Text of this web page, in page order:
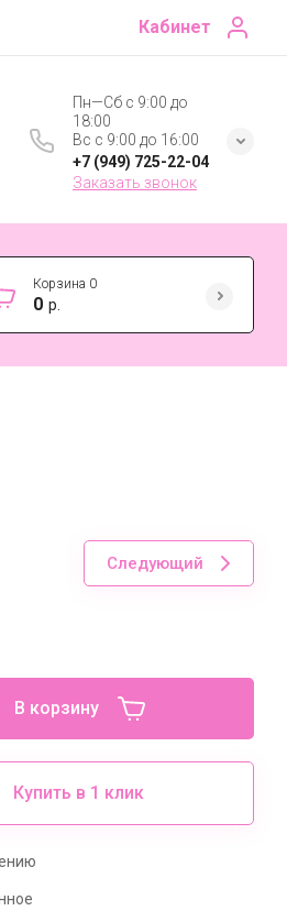
Кабинет
Пн—Сб с 9:00 до
18:00
Вс с 9:00 до 16:00
+7 (949) 725-22-04
Заказать звонок
Корзина 0
0 р.
Следующий
В корзину
Купить в 1 клик